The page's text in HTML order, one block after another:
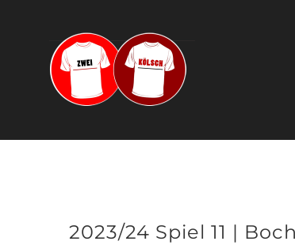
2023/24 Spiel 11 |